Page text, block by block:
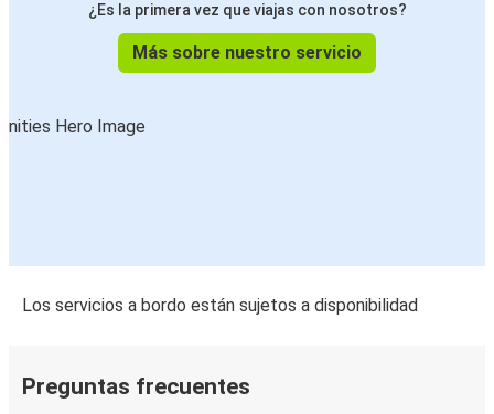
¿Es la primera vez que viajas con nosotros?
Más sobre nuestro servicio
Los servicios a bordo están sujetos a disponibilidad
Preguntas frecuentes